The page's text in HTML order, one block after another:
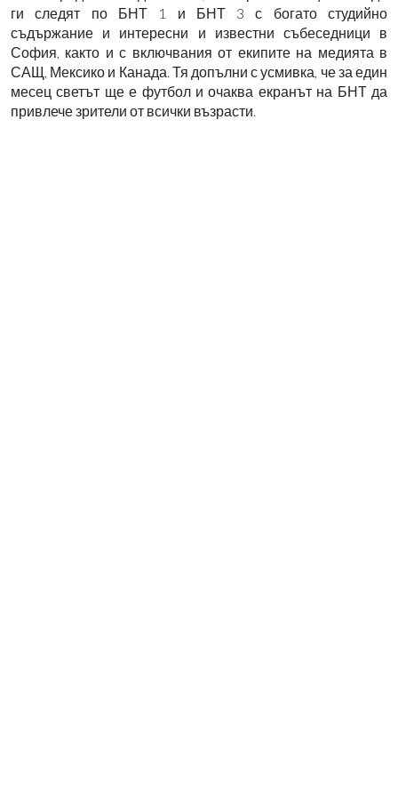
ги следят по БНТ 1 и БНТ 3 с богато студийно
съдържание и интересни и известни събеседници в
София, както и с включвания от екипите на медията в
САЩ, Мексико и Канада. Тя допълни с усмивка, че за един
месец светът ще е футбол и очаква екранът на БНТ да
привлече зрители от всички възрасти.